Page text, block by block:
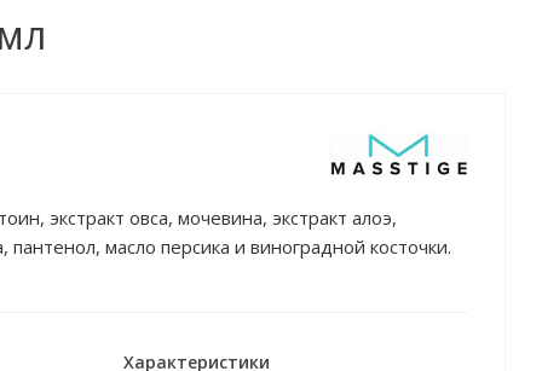
экстракт овса, мочевина, экстракт алоэ,
пантенол, масло персика и виноградной косточки.
Характеристики